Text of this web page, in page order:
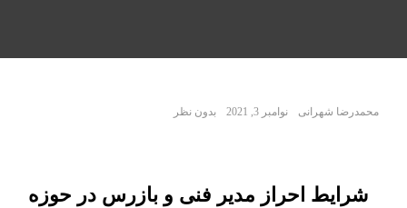
محمدرضا شهرانی نوامبر 3, 2021 بدون نظر
شرایط احراز مدیر فنی و بازرس در حوزه